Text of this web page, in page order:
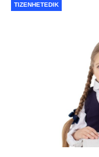
TIZENHETEDIK